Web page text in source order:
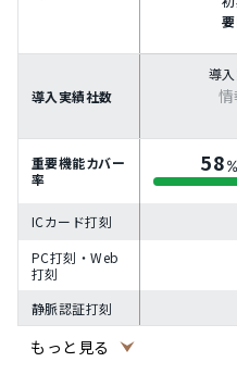
導入実績社数
導
重要機能カバー
率
58%
ICカード打刻
PC打刻・Web
打刻
静脈認証打刻
GPS打刻（位置
情報記録）
もっと見る